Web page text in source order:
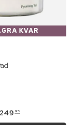
KVAR
249 95